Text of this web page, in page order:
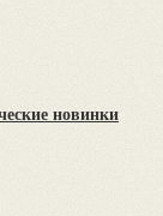
новинки